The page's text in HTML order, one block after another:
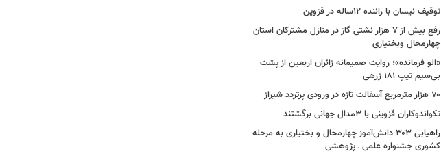
توقیف نیسان با راننده ۱۲ساله در قزوین
رفع بیش از ۷ هزار نشتی گاز در منازل مشترکان استان
چهارمحال وبختیاری
«الو فرمانده»؛ روایت صمیمانه زائران اربعین از پشت
بی‌سیم تیپ ۱۸۱ زرهی
۷۰ هزار مترمربع آسفالت تازه در ورودی پرتردد شیراز
تکواندوکاران قزوینی با ۳مدال جهانی برگشتند
راهیابی ۳۰۳ دانش‌آموز چهارمحال و بختیاری به مرحله
کشوری جشنواره علمی ـ پژوهشی